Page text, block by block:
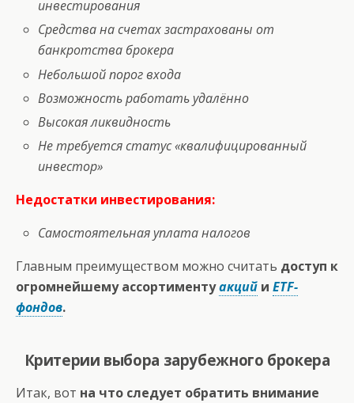
инвестирования
Средства на счетах застрахованы от
банкротства брокера
Небольшой порог входа
Возможность работать удалённо
Высокая ликвидность
Не требуется статус «квалифицированный
инвестор»
Недостатки инвестирования:
Самостоятельная уплата налогов
Главным преимуществом можно считать доступ к
огромнейшему ассортиментуакций и ETF-
фондов.
Критерии выбора зарубежного брокера
Итак, вот на что следует обратить внимание